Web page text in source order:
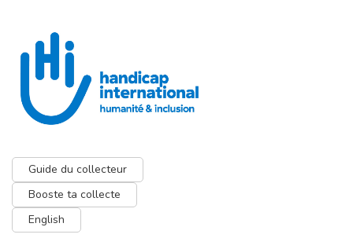
Guide du collecteur
Booste ta collecte
English